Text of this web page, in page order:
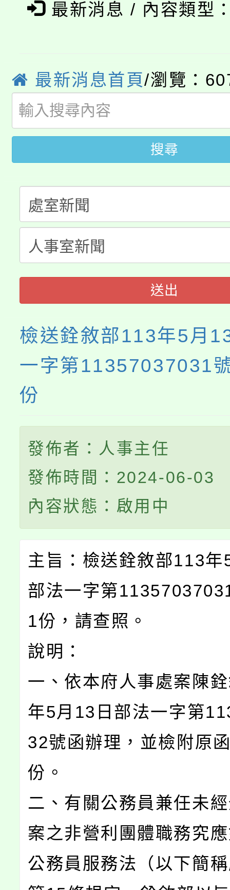
「2026金融保險知識
生本土語及新住民語歌
公告本校115學年度第
代理(課)教師甄選結果(
公告本校115學年度第
代理(課)教師甄選結果(
轉知中國文化大學推廣
《TA101》溝通分析基
程，歡迎學生輔導中心
心理、諮商輔導、社會
系所師生報名參加。
轉知苗栗縣政府辦理
門員」簡章及活動海報
踴躍報名參加。
要點
「桃園市補助參觀特色
展演活動實施計畫」
115年度「教育部表揚
義教育推展貢獻獎」
最新消息 / 內容類型
最新消息首頁/瀏覽：
搜尋
送出
檢送銓敘部113年5月
一字第11357037031
份
發佈者：人事主任
發佈時間：2024-06-03
內容狀態：啟用中
主旨：檢送銓敘部113年
部法一字第
1份，請查照。
說明：
一、依本府人事處案陳
年5月13日部法一字第
32號函辦理，並檢附原
份。
二、有關公務員兼任未
案之非營利團體職務究
公務員服務法（以下簡